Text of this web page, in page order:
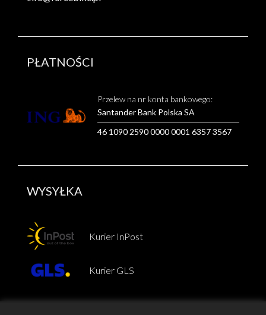
PŁATNOŚCI
Przelew na nr konta bankowego:
Santander Bank Polska SA
46 1090 2590 0000 0001 6357 3567
WYSYŁKA
Kurier InPost
Kurier GLS